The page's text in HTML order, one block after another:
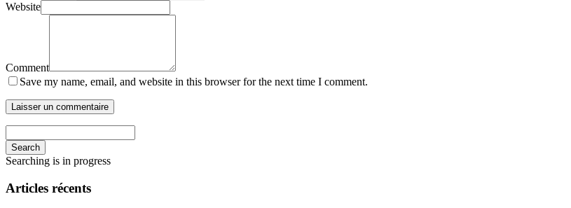
Website
Comment
Save my name, email, and website in this browser for the next time I comment.
Search
Searching is in progress
Articles récents